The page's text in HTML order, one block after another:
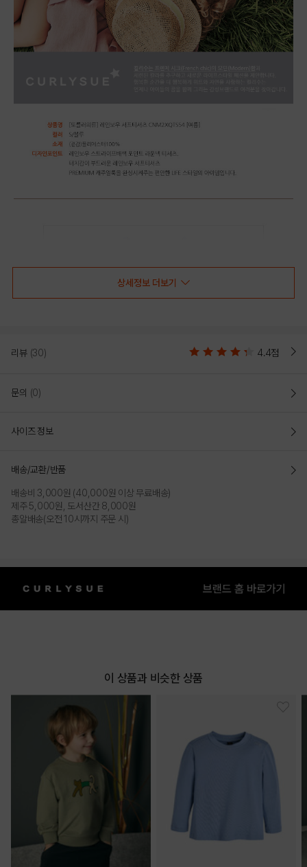
상세정보 더보기
리뷰 (30) 4.4점
문의 (0)
사이즈 정보
배송/교환/반품
배송비 3,000원 (40,000원 이상 무료배송)
제주 5,000원, 도서산간 8,000원
총알배송(오전 10시까지 주문 시)
이 상품과 비슷한 상품